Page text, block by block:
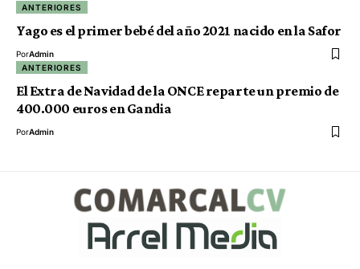
ANTERIORES
Yago es el primer bebé del año 2021 nacido en la Safor
PorAdmin
ANTERIORES
El Extra de Navidad de la ONCE reparte un premio de
400.000 euros en Gandia
PorAdmin